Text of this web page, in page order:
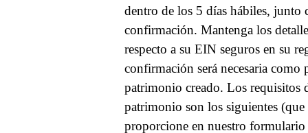
dentro de los 5 días hábiles, junto
confirmación. Mantenga los
respecto a su EIN seguros en su
confirmación será necesaria
patrimonio creado. Los requisitos
patrimonio son los siguientes (que
proporcione en nuestro